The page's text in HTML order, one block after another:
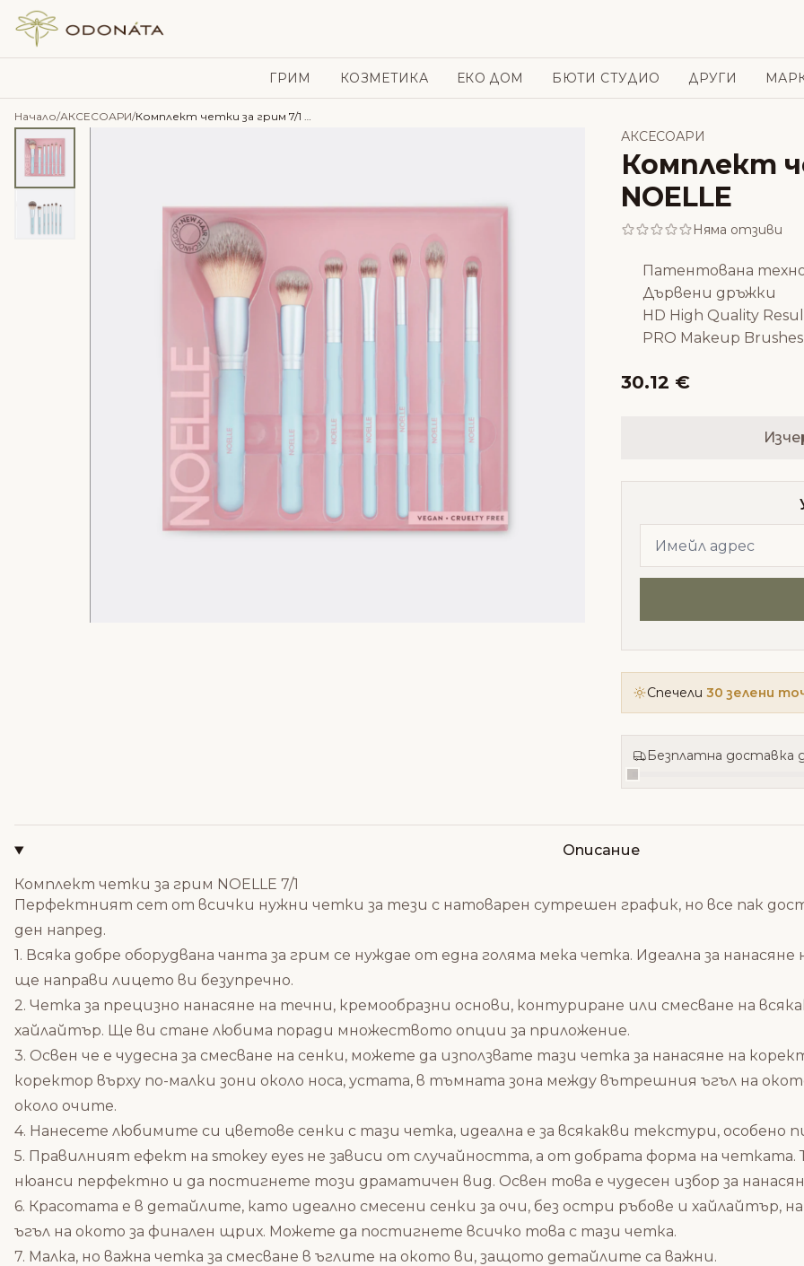
Skip to content
ГРИМ КОЗМЕТИКА ЕКО ДОМ БЮТИ СТУДИО ДРУГИ
Начало/АКСЕСОАРИ/ Комплект четки за грим 7/1 BLU – NOELLE
АКСЕСОАРИ
Комплект
NOELLE
Няма отзиви
Патентована
Дървени дръжки
HD High Quality
PRO Makeup Brushes
30.12 €
Спечели 30 зелени
Безплатна доставка
Описание
Комплект четки за грим NOELLE 7/1
Перфектният сет от всички нужни четки за тези с натоварен сутрешен график, но все пак
ден напред.
1. Всяка добре оборудвана чанта за грим се нуждае от една голяма мека четка. Идеална за
ще направи лицето ви безупречно.
2. Четка за прецизно нанасяне на течни, кремообразни основи, контуриране или смесване на
хайлайтър. Ще ви стане любима поради множеството опции за приложение.
3. Освен че е чудесна за смесване на сенки, можете да използвате тази четка за нанасяне на
коректор върху по-малки зони около носа, устата, в тъмната зона между вътрешния ъгъл на
около очите.
4. Нанесете любимите си цветове сенки с тази четка, идеална е за всякакви текстури,
5. Правилният ефект на smokey eyes не зависи от случайността, а от добрата форма на
нюанси перфектно и да постигнете този драматичен вид. Освен това е чудесен избор за
6. Красотата е в детайлите, като идеално смесени сенки за очи, без остри ръбове и хайлайтър,
ъгъл на окото за финален щрих. Можете да постигнете всичко това с тази четка.
7. Малка, но важна четка за смесване в ъглите на окото ви, защото детайлите са важни.